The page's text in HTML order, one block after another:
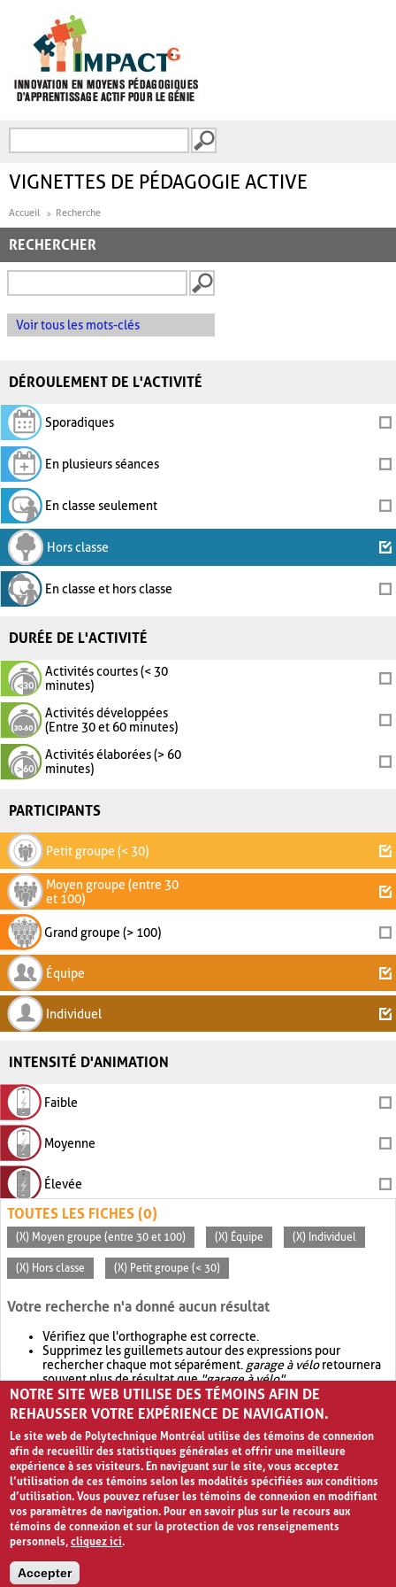
FORMULAIRE DE
VIGNETTES DE PÉDAGOGIE ACTIVE
Accueil Recherche
RECHERCHER
Voir tous les mots-clés
DÉROULEMENT DE L'ACTIVITÉ
Sporadiques
En plusieurs séances
En classe seulement
Hors classe
En classe et hors classe
DURÉE DE L'ACTIVITÉ
Activités courtes (< 30
minutes)
Activités développées
(Entre 30 et 60 minutes)
Activités élaborées (> 60
minutes)
PARTICIPANTS
Petit groupe (< 30)
Moyen groupe (entre 30
et 100)
Grand groupe (> 100)
Équipe
Individuel
INTENSITÉ D'ANIMATION
Faible
Moyenne
Élevée
TOUTES LES FICHES (0)
(X) Moyen groupe (entre 30 et 100) (X) Équipe (X) Individuel
(X) Hors classe (X) Petit groupe (< 30)
Votre recherche n'a donné aucun résultat
Vérifiez que l'orthographe est correcte.
Supprimez les guillemets autour des expressions pour
rechercher chaque mot séparément. garage à véloretournera
souvent plus de résultat que"garage à vélo".
Envisagez d'élargir votre recherche avec OR.garage OR vélo
retournera souvent plus de résultat quegarage à vélo
NOTRE SITE WEB UTILISE DES TÉMOINS AFIN DE
REHAUSSER VOTRE EXPÉRIENCE DE NAVIGATION.
Le site web de Polytechnique Montréal utilise des témoins de connexion
afin de recueillir des statistiques générales et offrir une meilleure
expérience à ses visiteurs. En naviguant sur le site, vous acceptez
l’utilisation de ces témoins selon les modalités spécifiées aux conditions
d’utilisation. Vous pouvez refuser les témoins de connexion en modifiant
vos paramètres de navigation. Pour en savoir plus sur le recours aux
témoins de connexion et sur la protection de vos renseignements
personnels,cliquez ici.
Accepter